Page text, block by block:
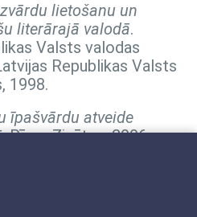
lietošanu un
literārajā valodā.
Valsts valodas
Republikas Valsts
1998.
īpašvārdu atveide
. Rīga : Zinātne, 2006.